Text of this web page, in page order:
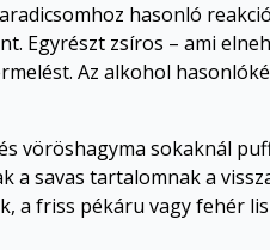
hasonló
Egyrészt zsíros – ami
Az alkohol
vöröshagyma sokaknál
a savas tartalomnak a
a friss pékáru vagy fehér